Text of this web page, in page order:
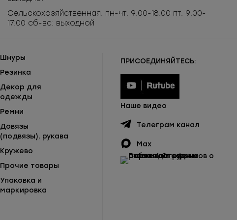
Сельскохозяйственная: пн-чт: 9:00-18:00 пт: 9:00-
17:00 сб-вс: выходной
Шнуры
Резинка
Декор для
одежды
Ремни
Довязы
(подвязы), рукава
Кружево
Прочие товары
Упаковка и
маркировка
ПРИСОЕДИНЯЙТЕСЬ:
Наше видео
Телеграм канал
Max